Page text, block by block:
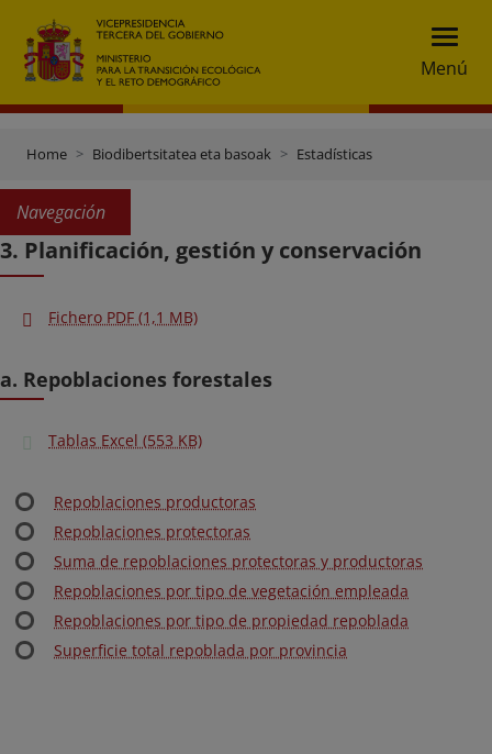
Menú
Home Biodibertsitatea eta basoak Estadísticas
Navegación
3. Planificación, gestión y conservación
Fichero PDF (1,1 MB)
a. Repoblaciones forestales
Tablas Excel (553 KB)
Repoblaciones productoras
Repoblaciones protectoras
Suma de repoblaciones protectoras y productoras
Repoblaciones por tipo de vegetación empleada
Repoblaciones por tipo de propiedad repoblada
Superficie total repoblada por provincia